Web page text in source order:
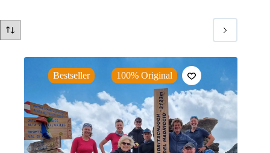
Bestseller 100% Original